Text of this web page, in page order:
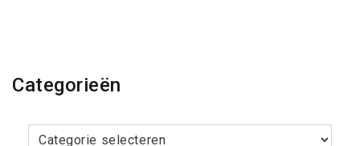
Categorieën
Categorieën